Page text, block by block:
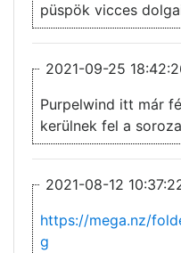
püspök
2021-09-25
Purpelwind itt már
kerülnek fel a
2021-08-12
https://mega.nz/
g